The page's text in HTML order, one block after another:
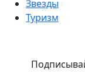
Звезды
Туризм